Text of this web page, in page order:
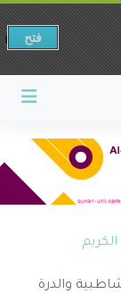
والدرة
فتح